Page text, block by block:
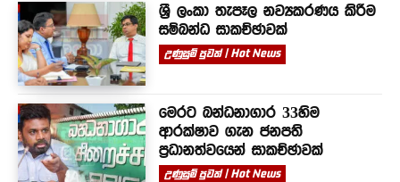
ශ්‍රී ලංකා තැපෑල නව්‍යකරණය කිරීම
සම්බන්ධ සාකච්ඡාවක්
උණුසුම් පුවත් | Hot News
මෙරට බන්ධනාගාර 33හිම
ආරක්ෂාව ගැන ජනපති
ප්‍රධානත්වයෙන් සාකච්ඡාවක්
උණුසුම් පුවත් | Hot News